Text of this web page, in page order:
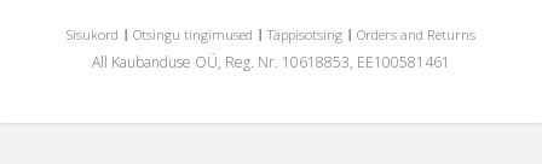
Sisukord Otsingu tingimused Täppisotsing Orders and Returns
All Kaubanduse OÜ, Reg. Nr. 10618853, EE100581461